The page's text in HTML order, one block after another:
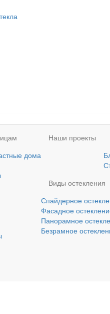
дома
Наши проекты
Виды остекления
Спайдерное
Фасадное
Панорамное
Безрамное